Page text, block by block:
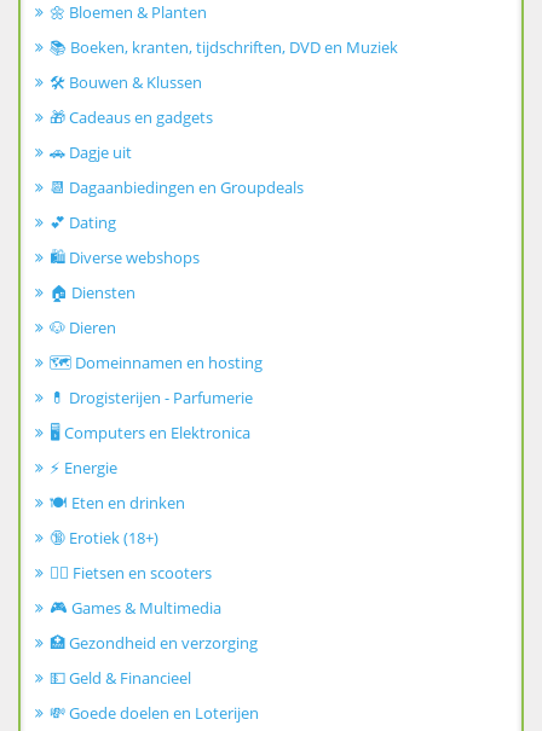
🌼 Bloemen & Planten
📚 Boeken, kranten, tijdschriften, DVD en Muziek
🛠️ Bouwen & Klussen
🎁 Cadeaus en gadgets
🚗 Dagje uit
📆 Dagaanbiedingen en Groupdeals
💕 Dating
🛍️ Diverse webshops
🏠 Diensten
🐶 Dieren
🗺️ Domeinnamen en hosting
💊 Drogisterijen - Parfumerie
🖥️ Computers en Elektronica
⚡ Energie
🍽️ Eten en drinken
🔞 Erotiek (18+)
🚴‍♂️ Fietsen en scooters
🎮 Games & Multimedia
🏥 Gezondheid en verzorging
💵 Geld & Financieel
💸 Goede doelen en Loterijen